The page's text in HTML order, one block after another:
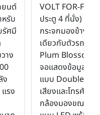
นต์
รับ
รัศมี
าง
ง
รง
VOLT FOR-
ประตู 4 ที่นั่ง) สีตั
กระจกมองข้างพร้
เดียวกับตัวรถ ฝา
Plum Blossom
จอแสดงข้อมูล
แบบ Double
เสียงและโทรศัพ
กล้องมองขณะถอ